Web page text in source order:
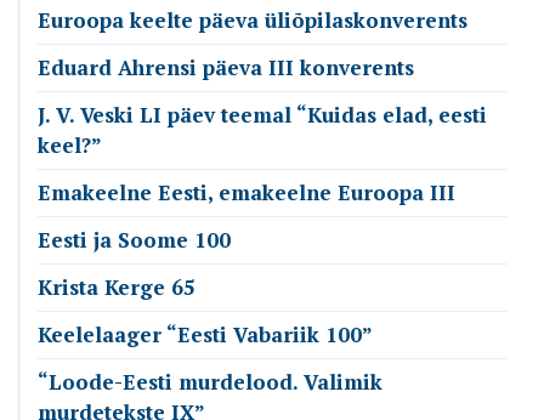
Euroopa keelte päeva üliõpilaskonverents
Eduard Ahrensi päeva III konverents
J. V. Veski LI päev teemal “Kuidas elad, eesti
keel?”
Emakeelne Eesti, emakeelne Euroopa III
Eesti ja Soome 100
Krista Kerge 65
Keelelaager “Eesti Vabariik 100”
“Loode-Eesti murdelood. Valimik
murdetekste IX”